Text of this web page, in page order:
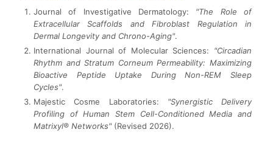
Journal of Investigative Dermatology: "The Role of
Extracellular Scaffolds and Fibroblast Regulation in
Dermal Longevity and Chrono-Aging".
International Journal of Molecular Sciences: "Circadian
Rhythm and Stratum Corneum Permeability: Maximizing
Bioactive Peptide Uptake During Non-REM Sleep
Cycles".
Majestic Cosme Laboratories: "Synergistic Delivery
Profiling of Human Stem Cell-Conditioned Media and
Matrixyl® Networks" (Revised 2026).